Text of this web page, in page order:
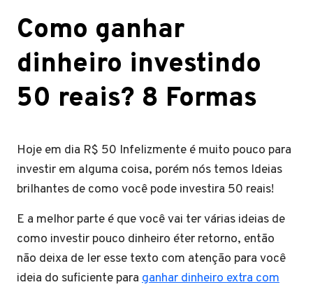
Como ganhar
dinheiro investindo
50 reais? 8 Formas
Hoje em dia R$ 50 Infelizmente é muito pouco para
investir em alguma coisa, porém nós temos Ideias
brilhantes de como você pode investira 50 reais!
E a melhor parte é que você vai ter várias ideias de
como investir pouco dinheiro éter retorno, então
não deixa de ler esse texto com atenção para você
ideia do suficiente para ganhar dinheiro extra com